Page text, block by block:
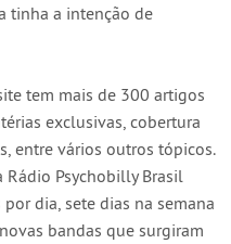
tinha a intenção de
tem mais de 300 artigos
exclusivas, cobertura
entre vários outros tópicos.
Rádio Psychobilly Brasil
dia, sete dias na semana
bandas que surgiram